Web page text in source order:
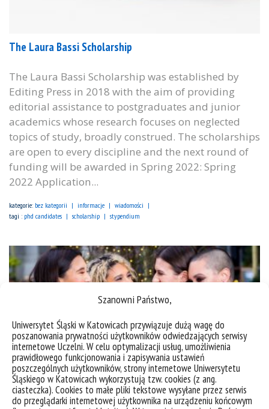
Szanowni Państwo,
Uniwersytet Śląski w Katowicach przywiązuje dużą wagę do
poszanowania prywatności użytkowników odwiedzających serwisy
internetowe Uczelni. W celu optymalizacji usług, umożliwienia
prawidłowego funkcjonowania i zapisywania ustawień
poszczególnych użytkowników, strony internetowe Uniwersytetu
Śląskiego w Katowicach wykorzystują tzw. cookies (z ang.
ciasteczka). Cookies to małe pliki tekstowe wysyłane przez serwis
do przeglądarki internetowej użytkownika na urządzeniu końcowym
The Laura Bassi Scholarship
The Laura Bassi Scholarship was established by
Editing Press in 2018 with the aim of providing
editorial assistance to postgraduates and junior
academics whose research focuses on neglected
topics of study, broadly construed. The scholarships
are open to every discipline and the next round of
funding will be awarded in Spring 2022: Spring
2022 Application...
kategorie: bez kategorii informacje
wiadomości
tagi : phd candidates scholarship stypendium